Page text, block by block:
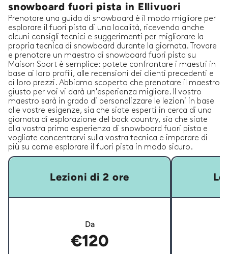
snowboard fuori pista in Ellivuori
Prenotare una guida di snowboard è il modo migliore per
esplorare il fuori pista di una località, ricevendo anche
alcuni consigli tecnici e suggerimenti per migliorare la
propria tecnica di snowboard durante la giornata. Trovare
e prenotare un maestro di snowboard fuori pista su
Maison Sport è semplice: potete confrontare i maestri in
base ai loro profili, alle recensioni dei clienti precedenti e
ai loro prezzi. Abbiamo scoperto che prenotare il maestro
giusto per voi vi darà un'esperienza migliore. Il vostro
maestro sarà in grado di personalizzare le lezioni in base
alle vostre esigenze, sia che siate esperti in cerca di una
giornata di esplorazione del back country, sia che siate
alla vostra prima esperienza di snowboard fuori pista e
vogliate concentrarvi sulla vostra tecnica e imparare di
più su come esplorare il fuori pista in modo sicuro.
Lezioni di 2 ore
Da
€120